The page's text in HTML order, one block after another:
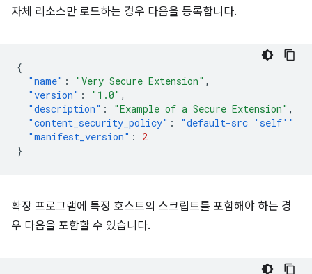
자체 리소스만 로드하는 경우 다음을 등록합니다.
{
"name" : "Very Secure Extension" ,
"version" : "1.0" ,
"description" : "Example of a Secure Extension" ,
"content_security_policy" :
"default-src 'self'"
"manifest_version" :
2
}
확장 프로그램에 특정 호스트의 스크립트를 포함해야 하는 경
우 다음을 포함할 수 있습니다.